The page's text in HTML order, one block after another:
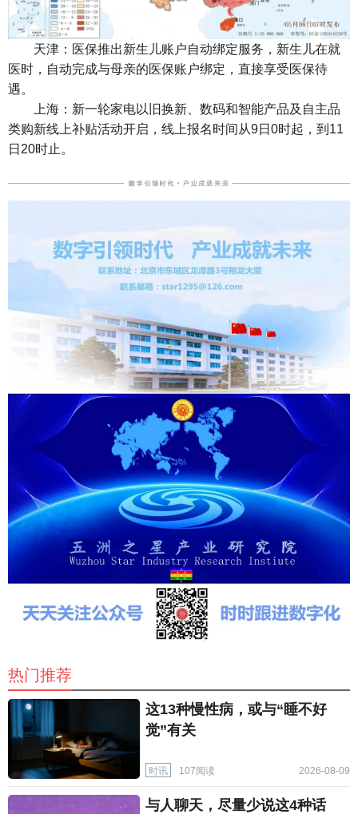
天津：医保推出新生儿账户自动绑定服务，新生儿在就
医时，自动完成与母亲的医保账户绑定，直接享受医保待
遇。
上海：新一轮家电以旧换新、数码和智能产品及自主品
类购新线上补贴活动开启，线上报名时间从9日0时起，到11
日20时止。
热门推荐
这13种慢性病，或与“睡不好
觉”有关
时讯 107阅读 2026-08-09
与人聊天，尽量少说这4种话